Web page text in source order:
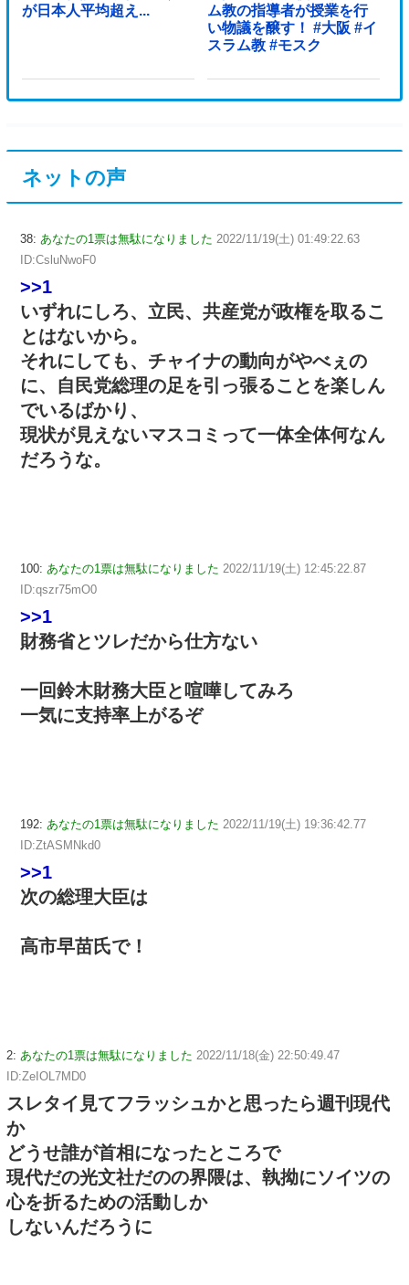
が日本人平均超え...
ム教の指導者が授業を行
い物議を醸す！ #大阪 #イ
スラム教 #モスク
ネットの声
38: あなたの1票は無駄になりました 2022/11/19(土) 01:49:22.63
ID:CsluNwoF0
>>1
いずれにしろ、立民、共産党が政権を取るこ
とはないから。
それにしても、チャイナの動向がやべぇの
に、自民党総理の足を引っ張ることを楽しん
でいるばかり、
現状が見えないマスコミって一体全体何なん
だろうな。
100: あなたの1票は無駄になりました 2022/11/19(土) 12:45:22.87
ID:qszr75mO0
>>1
財務省とツレだから仕方ない
一回鈴木財務大臣と喧嘩してみろ
一気に支持率上がるぞ
192: あなたの1票は無駄になりました 2022/11/19(土) 19:36:42.77
ID:ZtASMNkd0
>>1
次の総理大臣は
高市早苗氏で！
2: あなたの1票は無駄になりました 2022/11/18(金) 22:50:49.47
ID:ZeIOL7MD0
スレタイ見てフラッシュかと思ったら週刊現代
か
どうせ誰が首相になったところで
現代だの光文社だのの界隈は、執拗にソイツの
心を折るための活動しか
しないんだろうに